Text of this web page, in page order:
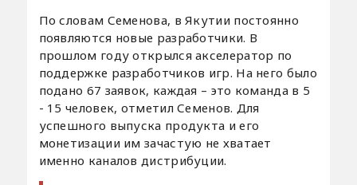
По словам Семенова, в Якутии постоянно
появляются новые разработчики. В
прошлом году открылся акселератор по
поддержке разработчиков игр. На него было
подано 67 заявок, каждая – это команда в 5
- 15 человек, отметил Семенов. Для
успешного выпуска продукта и его
монетизации им зачастую не хватает
именно каналов дистрибуции.